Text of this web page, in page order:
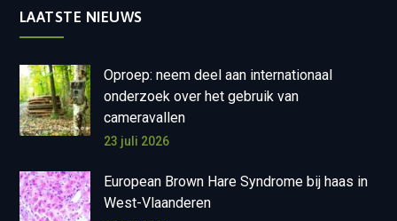
LAATSTE NIEUWS
Oproep: neem deel aan internationaal
onderzoek over het gebruik van
cameravallen
23 juli 2026
European Brown Hare Syndrome bij haas in
West-Vlaanderen